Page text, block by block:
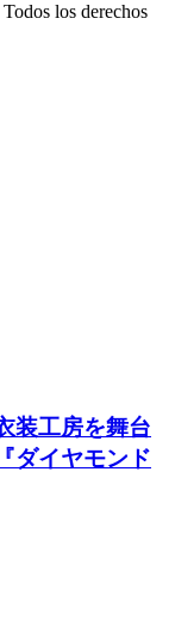
los derechos
装工房を舞台
ダイヤモンド